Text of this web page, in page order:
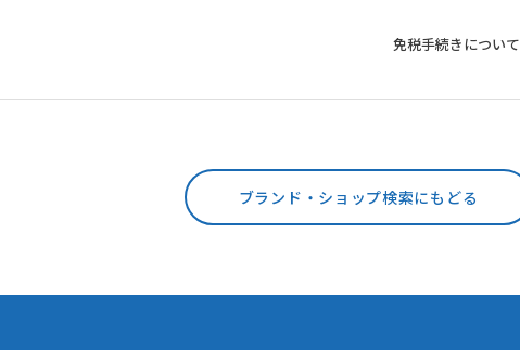
免税手続きについて
ブランド・ショップ検索にもどる